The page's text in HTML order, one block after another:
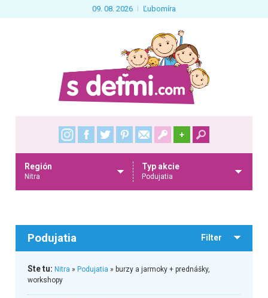
09. 08. 2026 Ľubomíra
+
Región
Nitra
Typ akcie
Podujatia
Podujatia Filter
Ste tu: Nitra » Podujatia » burzy a jarmoky + prednášky,
workshopy